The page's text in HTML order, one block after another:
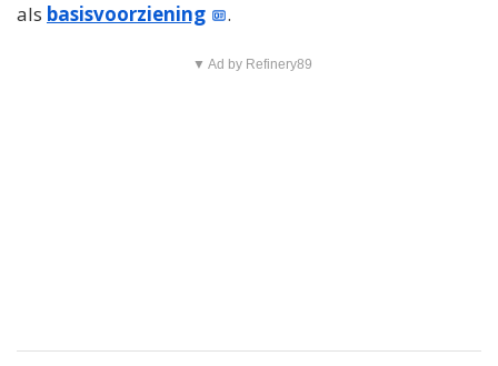
als basisvoorziening .
▼ Ad by Refinery89